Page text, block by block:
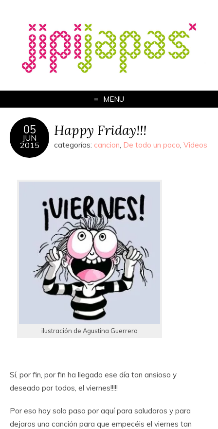
MENU
05
JUN
2015
Happy Friday!!!
categorías: cancion, De todo un poco, Videos
ilustración de Agustina Guerrero
Sí, por fin, por fin ha llegado ese día tan ansioso y
deseado por todos, el viernes!!!!!
Por eso hoy solo paso por aquí para saludaros y para
dejaros una canción para que empecéis el viernes tan